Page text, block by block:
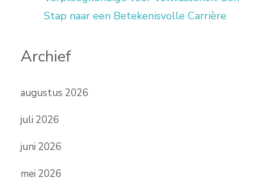
Stap naar een Betekenisvolle Carrière
Archief
augustus 2026
juli 2026
juni 2026
mei 2026